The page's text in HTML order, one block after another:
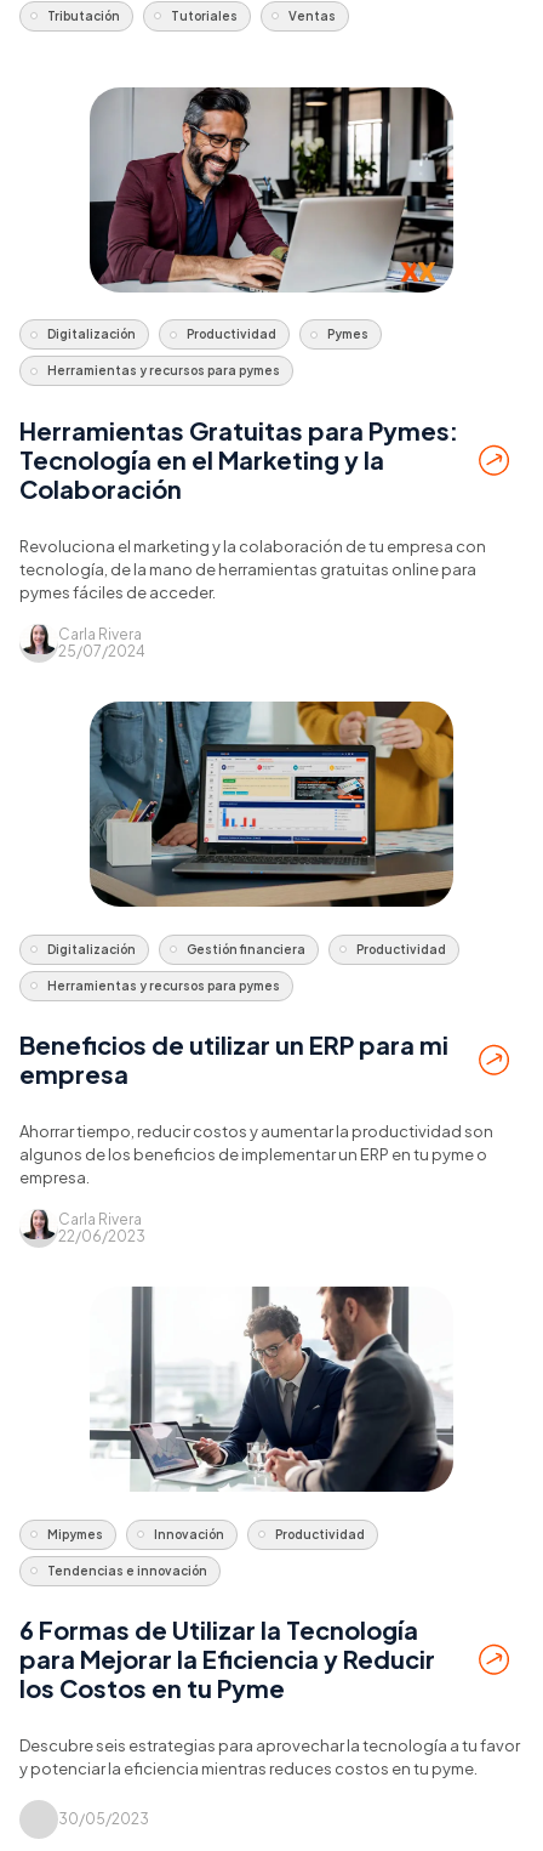
Tributación Tutoriales Ventas
Digitalización Productividad Pymes
Herramientas y recursos para pymes
Herramientas Gratuitas para Pymes:
Tecnología en el Marketing y la
Colaboración
Revoluciona el marketing y la colaboración de tu empresa con
tecnología, de la mano de herramientas gratuitas online para
pymes fáciles de acceder.
Carla Rivera
25/07/2024
Digitalización Gestión financiera Productividad
Herramientas y recursos para pymes
Beneficios de utilizar un ERP para mi
empresa
Ahorrar tiempo, reducir costos y aumentar la productividad son
algunos de los beneficios de implementar un ERP en tu pyme o
empresa.
Carla Rivera
22/06/2023
Mipymes Innovación Productividad
Tendencias e innovación
6 Formas de Utilizar la Tecnología
para Mejorar la Eficiencia y Reducir
los Costos en tu Pyme
Descubre seis estrategias para aprovechar la tecnología a tu favor
y potenciar la eficiencia mientras reduces costos en tu pyme.
30/05/2023